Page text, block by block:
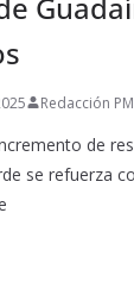
Redacción PM
de
se refuerza